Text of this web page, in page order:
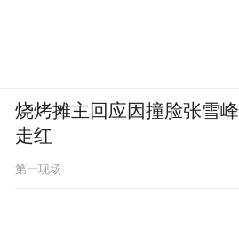
烧烤摊主回应因撞脸张雪峰
走红
第一现场